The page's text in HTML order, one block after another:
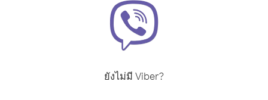
ยังไม่มี Viber?